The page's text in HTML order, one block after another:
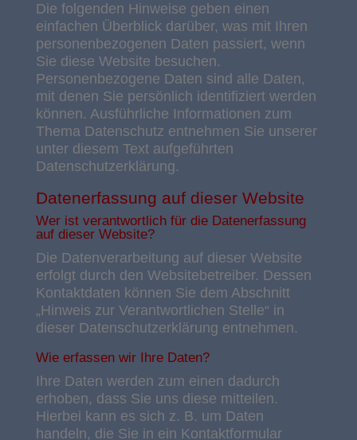
Die folgenden Hinweise geben einen
einfachen Überblick darüber, was mit Ihren
personenbezogenen Daten passiert, wenn
Sie diese Website besuchen.
Personenbezogene Daten sind alle Daten,
mit denen Sie persönlich identifiziert werden
können. Ausführliche Informationen zum
Thema Datenschutz entnehmen Sie unserer
unter diesem Text aufgeführten
Datenschutzerklärung.
Datenerfassung auf dieser Website
Wer ist verantwortlich für die Datenerfassung
auf dieser Website?
Die Datenverarbeitung auf dieser Website
erfolgt durch den Websitebetreiber. Dessen
Kontaktdaten können Sie dem Abschnitt
„Hinweis zur Verantwortlichen Stelle“ in
dieser Datenschutzerklärung entnehmen.
Wie erfassen wir Ihre Daten?
Ihre Daten werden zum einen dadurch
erhoben, dass Sie uns diese mitteilen.
Hierbei kann es sich z. B. um Daten
handeln, die Sie in ein Kontaktformular